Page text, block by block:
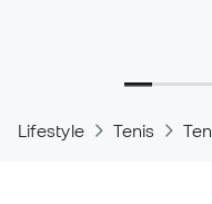
Lifestyle Tenis